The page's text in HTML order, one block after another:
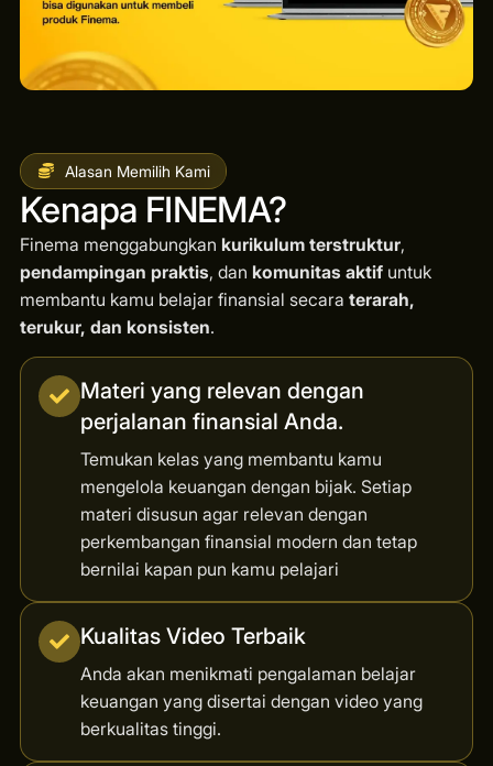
Alasan Memilih Kami
Kenapa FINEMA?
Finema menggabungkan kurikulum terstruktur,
pendampingan praktis, dan komunitas aktifuntuk
membantu kamu belajar finansial secara terarah,
terukur, dan konsisten.
Materi yang relevan dengan
perjalanan finansial Anda.
Temukan kelas yang membantu kamu
mengelola keuangan dengan bijak. Setiap
materi disusun agar relevan dengan
perkembangan finansial modern dan tetap
bernilai kapan pun kamu pelajari
Kualitas Video Terbaik
Anda akan menikmati pengalaman belajar
keuangan yang disertai dengan video yang
berkualitas tinggi.